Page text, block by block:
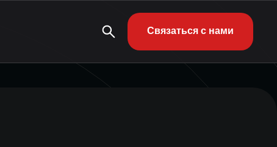
Связаться с нами